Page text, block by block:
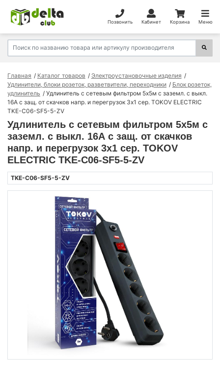
Позвонить Кабинет Корзина Меню
Главная Каталог товаров
Электроустановочные изделия
Удлинители, блоки розеток, разветвители, переходники
Блок розеток,
удлинитель
Удлинитель с сетевым фильтром 5х5м с заземл. с выкл.
16А с защ. от скачков напр. и перегрузок 3х1 сер. TOKOV ELECTRIC
TKE-C06-SF5-5-ZV
Удлинитель с сетевым фильтром 5х5м с
заземл. с выкл. 16А с защ. от скачков
напр. и перегрузок 3х1 сер. TOKOV
ELECTRIC TKE-C06-SF5-5-ZV
TKE-C06-SF5-5-ZV